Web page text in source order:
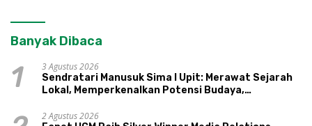
Banyak Dibaca
1
3 Agustus 2026
Sendratari Manusuk Sima I Upit: Merawat Sejarah
Lokal, Memperkenalkan Potensi Budaya,
2 Agustus 2026